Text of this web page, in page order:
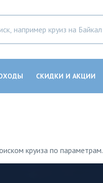
СКИДКИ И АКЦИИ
круиза по параметрам.